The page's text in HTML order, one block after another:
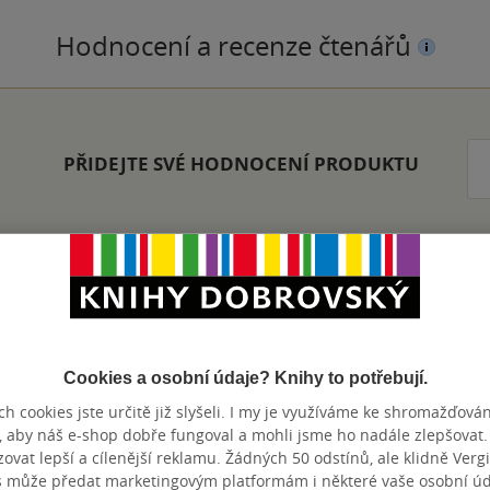
Hodnocení a recenze čtenářů
PŘIDEJTE SVÉ HODNOCENÍ PRODUKTU
rozpačitě. Příběh byl pro mě chvílemi nezajímavý a trochu
dopadne a jestli se dotyční shledají. Vtipem je to, že to k čemu
Cookies a osobní údaje? Knihy to potřebují.
cookies jste určitě již slyšeli. I my je využíváme ke
aby náš e-shop dobře fungoval a mohli jsme ho nadále zlepšovat.
lepší a cílenější reklamu. Žádných 50 odstínů, ale klidně
může předat marketingovým platformám i některé vaše osobní